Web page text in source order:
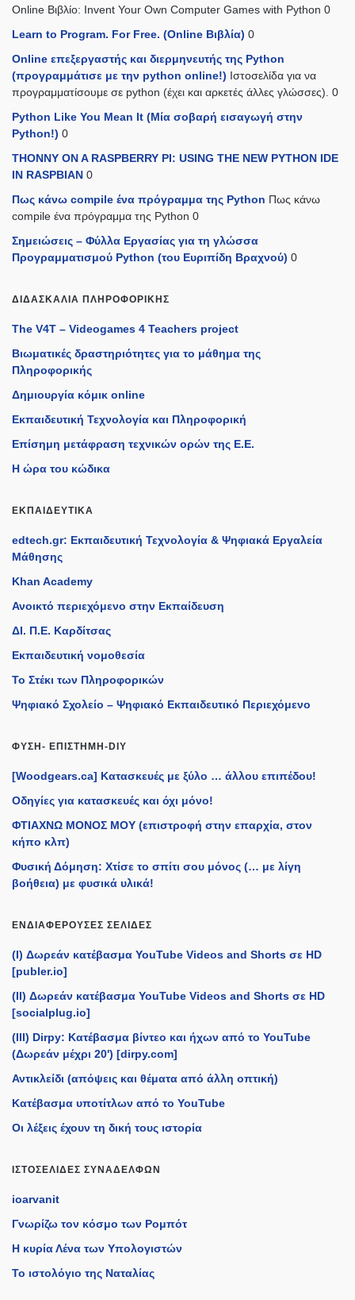
Online Βιβλίο: Invent Your Own Computer Games with Python 0
Learn to Program. For Free. (Online Βιβλία) 0
Online επεξεργαστής και διερμηνευτής της Python
(προγραμμάτισε με την python online!) Ιστοσελίδα για να
προγραμματίσουμε σε python (έχει και αρκετές άλλες γλώσσες). 0
Python Like You Mean It (Mία σοβαρή εισαγωγή στην
Python!) 0
THONNY ON A RASPBERRY PI: USING THE NEW PYTHON IDE
IN RASPBIAN 0
Πως κάνω compile ένα πρόγραμμα της Python Πως κάνω
compile ένα πρόγραμμα της Python 0
Σημειώσεις – Φύλλα Εργασίας για τη γλώσσα
Προγραμματισμού Python (του Ευριπίδη Βραχνού) 0
ΔΙΔΑΣΚΑΛΊΑ ΠΛΗΡΟΦΟΡΙΚΉΣ
The V4T – Videogames 4 Teachers project
Βιωματικές δραστηριότητες για το μάθημα της
Πληροφορικής
Δημιουργία κόμικ online
Εκπαιδευτική Τεχνολογία και Πληροφορική
Επίσημη μετάφραση τεχνικών ορών της Ε.Ε.
Η ώρα του κώδικα
ΕΚΠΑΙΔΕΥΤΙΚΆ
edtech.gr: Εκπαιδευτική Τεχνολογία & Ψηφιακά Εργαλεία
Μάθησης
Khan Academy
Ανοικτό περιεχόμενο στην Εκπαίδευση
ΔΙ. Π.Ε. Καρδίτσας
Εκπαιδευτική νομοθεσία
Το Στέκι των Πληροφορικών
Ψηφιακό Σχολείο – Ψηφιακό Εκπαιδευτικό Περιεχόμενο
ΦΎΣΗ- ΕΠΙΣΤΉΜΗ-DIY
[Woodgears.ca] Κατασκευές με ξύλο … άλλου επιπέδου!
Οδηγίες για κατασκευές και όχι μόνο!
ΦΤΙΑΧΝΩ ΜΟΝΟΣ ΜΟΥ (επιστροφή στην επαρχία, στον
κήπο κλπ)
Φυσική Δόμηση: Χτίσε το σπίτι σου μόνος (… με λίγη
βοήθεια) με φυσικά υλικά!
ΕΝΔΙΑΦΈΡΟΥΣΕΣ ΣΕΛΊΔΕΣ
(I) Δωρεάν κατέβασμα YouTube Videos and Shorts σε HD
[publer.io]
(II) Δωρεάν κατέβασμα YouTube Videos and Shorts σε HD
[socialplug.io]
(III) Dirpy: Κατέβασμα βίντεο και ήχων από το YouTube
(Δωρεάν μέχρι 20') [dirpy.com]
Αντικλείδι (απόψεις και θέματα από άλλη οπτική)
Κατέβασμα υποτίτλων από το YouTube
Οι λέξεις έχουν τη δική τους ιστορία
ΙΣΤΟΣΕΛΊΔΕΣ ΣΥΝΑΔΈΛΦΩΝ
ioarvanit
Γνωρίζω τον κόσμο των Ρομπότ
Η κυρία Λένα των Υπολογιστών
Το ιστολόγιο της Ναταλίας